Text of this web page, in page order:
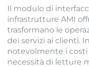
Il modulo di
infrastrutture AMI
trasformano le
dei servizi ai clienti.
notevolmente i
necessità di letture